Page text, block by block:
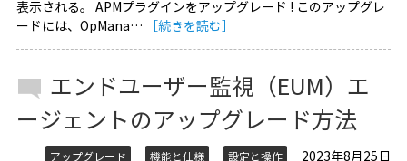
表示される。 APMプラグインをアップグレード ! このアップグレ
ードには、OpMana…
［続きを読む］
エンドユーザー監視（EUM）エ
ージェントのアップグレード方法
アップグレード 機能と仕様 設定と操作
2023年8月25日